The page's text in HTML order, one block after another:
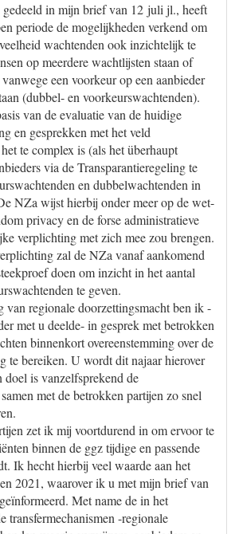
in mijn brief van 12 juli jl., heeft
periode de mogelijkheden verkend om
wachtenden ook inzichtelijk te
op meerdere wachtlijsten staan of
een voorkeur op een aanbieder
(dubbel- en voorkeurswachtenden).
van de evaluatie van de huidige
en gesprekken met het veld
te complex is (als het überhaupt
via de Transparantieregeling te
en dubbelwachtenden in
NZa wijst hierbij onder meer op de wet-
privacy en de forse administratieve
verplichting met zich mee zou brengen.
zal de NZa vanaf aankomend
doen om inzicht in het aantal
te geven.
van regionale doorzettingsmacht ben ik -
met u deelde- in gesprek met betrokken
binnenkort overeenstemming over de
te bereiken. U wordt dit najaar hierover
is vanzelfsprekend de
met de betrokken partijen zo snel
zet ik mij voortdurend in om ervoor te
binnen de ggz tijdige en passende
Ik hecht hierbij veel waarde aan het
2021, waarover ik u met mijn brief van
Met name de in het
transfermechanismen -regionale